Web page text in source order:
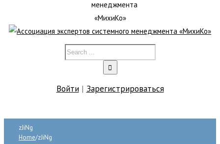
Войти| Зарегистрироваться
zJiNg
Home/zJiNg